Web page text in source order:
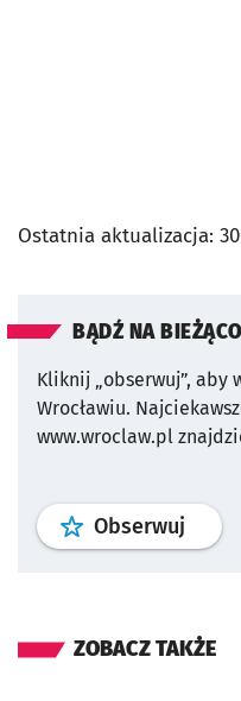
Ostatnia aktualizacja:
BĄDŹ NA
Kliknij „obserwuj”, aby
Wrocławiu.
www.wroclaw.pl
Obserwuj profil
ZOBACZ TAKŻE